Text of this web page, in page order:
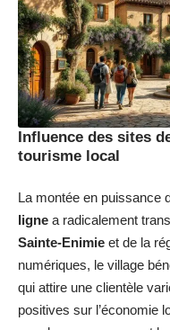
Influence des sites
tourisme local
La montée en puissance
ligne a radicalement
Sainte-Enimie et de la
numériques, le village
qui attire une clientèle
positives sur l’économie